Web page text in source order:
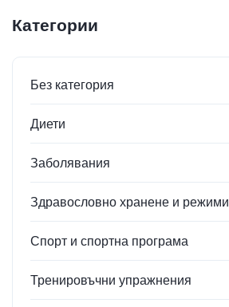
Категории
Без категория
Диети
Заболявания
Здравословно хранене и режими
Спорт и спортна програма
Тренировъчни упражнения